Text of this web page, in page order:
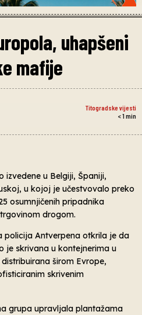
uhapšeni
mafije
Titogradske vijesti
< 1 min
izvedene u Belgiji, Španiji,
u kojoj je učestvovalo preko
osumnjičenih pripadnika
drogom.
Antverpena otkrila je da
je skrivana u kontejnerima u
širom Evrope,
skrivenim
grupa upravljala plantažama